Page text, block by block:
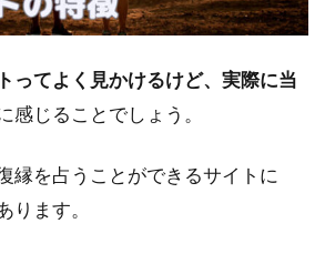
ってよく見かけるけど、実際に当
感じることでしょう。
縁を占うことができるサイトに
ります。